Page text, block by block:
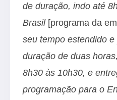
de duração, indo até
Brasil[programa da
seu tempo estendido
duração de duas
8h30 às 10h30, e
programação para o